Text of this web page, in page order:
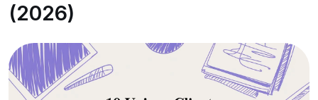
(2026)